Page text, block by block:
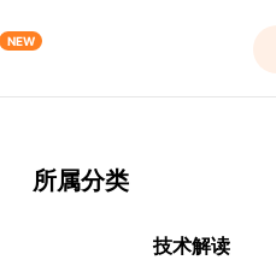
所属分类
技术解读